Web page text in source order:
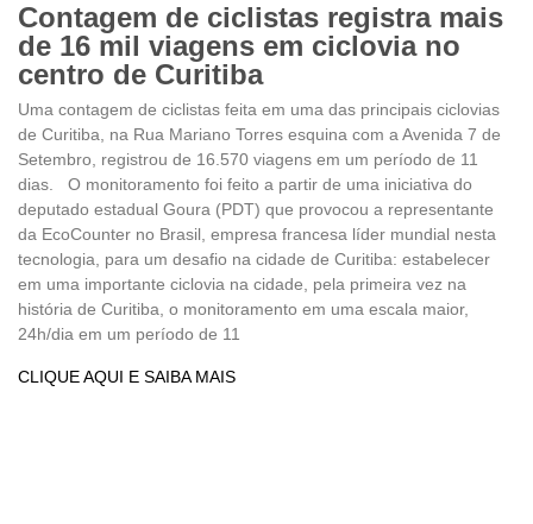
Contagem de ciclistas registra mais
de 16 mil viagens em ciclovia no
centro de Curitiba
Uma contagem de ciclistas feita em uma das principais ciclovias
de Curitiba, na Rua Mariano Torres esquina com a Avenida 7 de
Setembro, registrou de 16.570 viagens em um período de 11
dias. O monitoramento foi feito a partir de uma iniciativa do
deputado estadual Goura (PDT) que provocou a representante
da EcoCounter no Brasil, empresa francesa líder mundial nesta
tecnologia, para um desafio na cidade de Curitiba: estabelecer
em uma importante ciclovia na cidade, pela primeira vez na
história de Curitiba, o monitoramento em uma escala maior,
24h/dia em um período de 11
CLIQUE AQUI E SAIBA MAIS